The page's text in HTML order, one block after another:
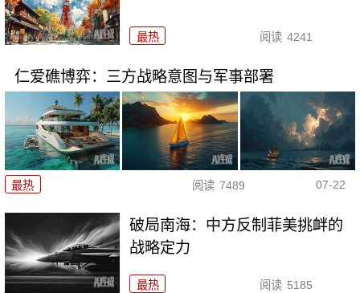
最热 阅读 4241
仁爱礁博弈：三方战略意图与军事部署
最热 阅读 7489 07-22
破局南海：中方反制菲美挑衅的
战略定力
最热 阅读 5185